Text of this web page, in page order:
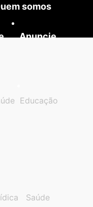
somos
Anuncie
Educação
Saúde